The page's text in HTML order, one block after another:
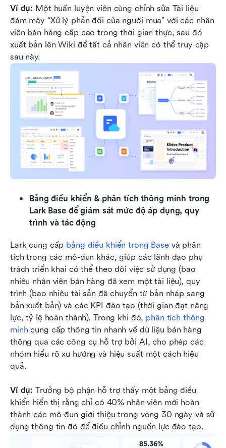
Ví dụ: Một huấn luyện viên cùng chỉnh sửa Tài liệu
đám mây “Xử lý phản đối của người mua” với các nhân
viên bán hàng cấp cao trong thời gian thực, sau đó
xuất bản lên Wiki để tất cả nhân viên có thể truy cập
sau này.
Bảng điều khiển & phân tích thông minh trong
Lark Base để giám sát mức độ áp dụng, quy
trình và tác động
Lark cung cấp bảng điều khiển trong Base và phân
tích trong các mô-đun khác, giúp các lãnh đạo phụ
trách triển khai có thể theo dõi việc sử dụng (bao
nhiêu nhân viên bán hàng đã xem một tài liệu), quy
trình (bao nhiêu tài sản đã chuyển từ bản nháp sang
bản xuất bản) và các KPI đào tạo (thời gian đạt năng
lực, tỷ lệ hoàn thành). Trong khi đó, phân tích thông
minh cung cấp thông tin nhanh về dữ liệu bán hàng
thông qua các công cụ hỗ trợ bởi AI, cho phép các
nhóm hiểu rõ xu hướng và hiệu suất một cách hiệu
quả.
Ví dụ: Trưởng bộ phận hỗ trợ thấy một bảng điều
khiển hiển thị rằng chỉ có 40% nhân viên mới hoàn
thành các mô-đun giới thiệu trong vòng 30 ngày và sử
dụng thông tin đó để điều chỉnh nguồn lực đào tạo.